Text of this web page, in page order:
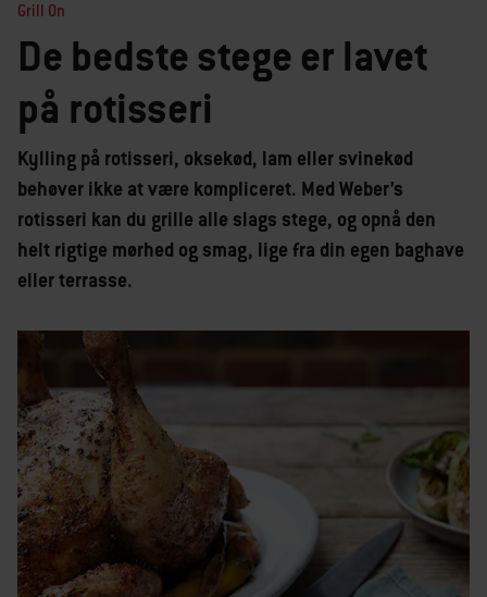
Grill On
De bedste stege er lavet
på rotisseri
Kylling på rotisseri, oksekød, lam eller svinekød
behøver ikke at være kompliceret. Med Weber’s
rotisseri kan du grille alle slags stege, og opnå den
helt rigtige mørhed og smag, lige fra din egen baghave
eller terrasse.